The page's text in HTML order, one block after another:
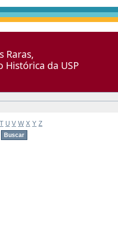
Raras,
Histórica da USP
T U V W X Y Z